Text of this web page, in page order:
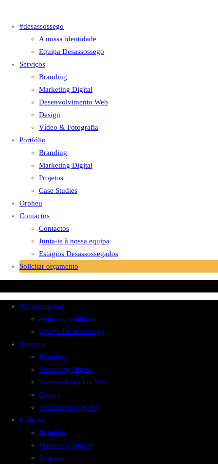
#desassossego
A nossa identidade
Equipa Desassossego
Serviços
Branding
Marketing Digital
Desenvolvimento Web
Design
Vídeo & Fotografia
Portfólio
Branding
Marketing Digital
Projetos
Case Studies
Orpheu
Contactos
Contactos
Junta-te à nossa equipa
Estágios Desassossegados
Solicitar orçamento
#desassossego
A nossa identidade
Equipa Desassossego
Serviços
Branding
Marketing Digital
Desenvolvimento Web
Design
Vídeo & Fotografia
Portfólio
Branding
Marketing Digital
Projetos